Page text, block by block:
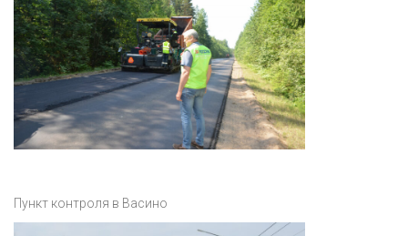
Пункт контроля в Васино